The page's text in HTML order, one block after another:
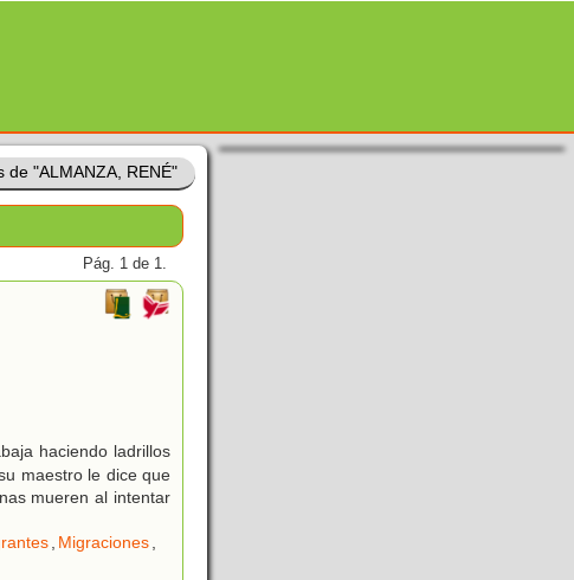
de "ALMANZA, RENÉ"
Pág. 1 de 1.
haciendo ladrillos
maestro le dice que
mueren al intentar
, Migraciones,